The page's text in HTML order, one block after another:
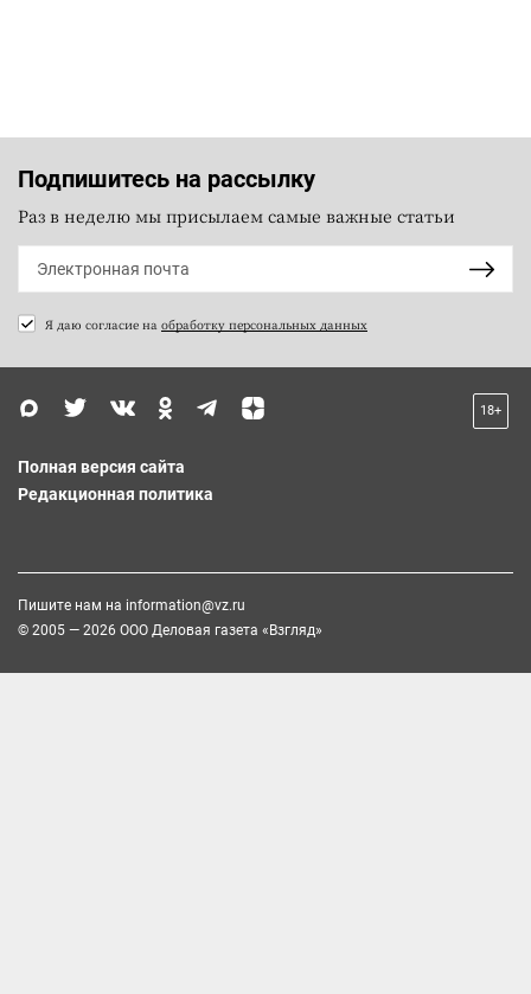
Подпишитесь на рассылку
Раз в неделю мы присылаем самые важные статьи
Я даю согласие на обработку персональных данных
18+
Полная версия сайта
Редакционная политика
Пишите нам на information@vz.ru
© 2005 — 2026 ООО Деловая газета «Взгляд»